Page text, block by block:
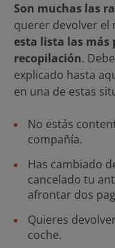
Son muchas las
querer devolver el
esta lista las más
recopilación.
explicado hasta
en una de estas
No estás
compañía.
Has cambiado
cancelado tu
afrontar dos
Quieres
coche.